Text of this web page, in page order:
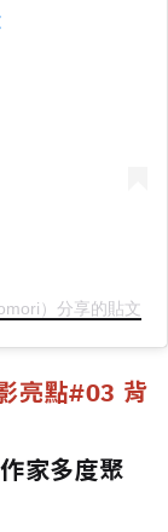
）分享的貼文
亮點#03 背
家多度聚